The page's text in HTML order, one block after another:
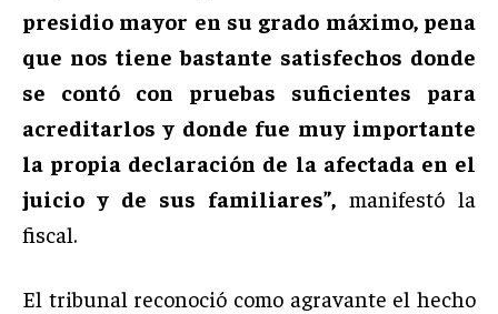
presidio mayor en su grado máximo, pena
que nos tiene bastante satisfechos donde
se contó con pruebas suficientes para
acreditarlos y donde fue muy importante
la propia declaración de la afectada en el
juicio y de sus familiares”, manifestó la
fiscal.
El tribunal reconoció como agravante el hecho